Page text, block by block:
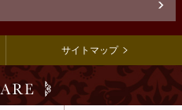
サイトマップ